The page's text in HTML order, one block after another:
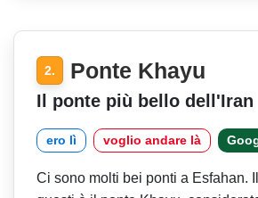
2. Ponte Khayu
Il ponte più bello dell'Iran
ero lì voglio andare là
Ci sono molti bei ponti a Esfahan.